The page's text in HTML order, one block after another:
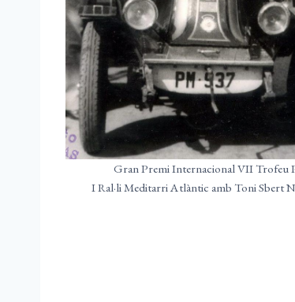
Gran Premi Internacional VII Trofeu
I Ral·li Meditarri Atlàntic amb Toni Sbert